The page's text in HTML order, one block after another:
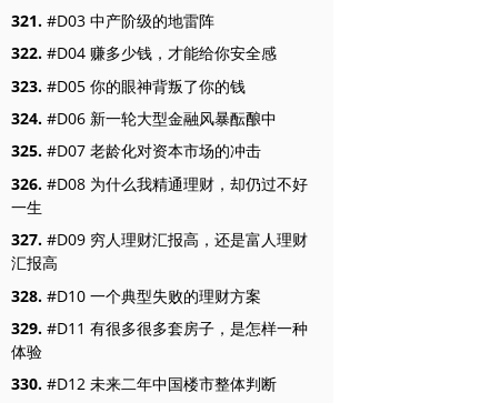
321. #D03 中产阶级的地雷阵
322. #D04 赚多少钱，才能给你安全感
323. #D05 你的眼神背叛了你的钱
324. #D06 新一轮大型金融风暴酝酿中
325. #D07 老龄化对资本市场的冲击
326. #D08 为什么我精通理财，却仍过不好
一生
327. #D09 穷人理财汇报高，还是富人理财
汇报高
328. #D10 一个典型失败的理财方案
329. #D11 有很多很多套房子，是怎样一种
体验
330. #D12 未来二年中国楼市整体判断